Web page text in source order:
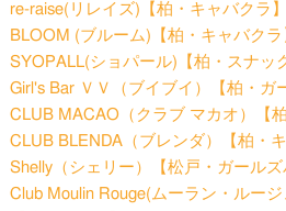
re-raise(リレイズ)【柏・キャバクラ】
BLOOM (ブルーム)【柏・キャバクラ
SYOPALL(ショパール)【柏・スナッ
Girl's Bar ＶＶ（ブイブイ）【柏・ガ
CLUB MACAO（クラブ マカオ）【
CLUB BLENDA（ブレンダ）【柏・キ
Shelly（シェリー）【松戸・ガールズ
Club Moulin Rouge(ムーラン・ルージ